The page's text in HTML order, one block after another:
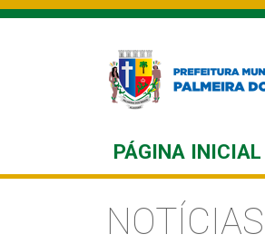
PÁGINA INICIAL
NOTÍCIAS